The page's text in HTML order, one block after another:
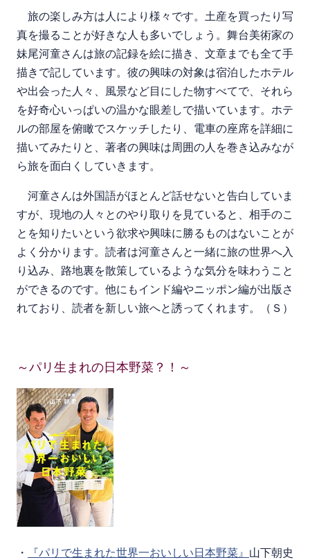
旅の楽しみ方は人により様々です。土産を買ったり写
真を撮ることが好きな人も多いでしょう。舞台美術家の
妹尾河童さんは旅の記録を絵に描き、文章までも全て手
描きで記しています。彼の興味の対象は宿泊したホテル
や出会った人々、風景など目にした物すべてで、それら
を好奇心いっぱいの温かな眼差しで描いています。ホテ
ルの部屋を俯瞰でスケッチしたり、電車の座席を詳細に
描いてみたりと、著者の興味は周囲の人を巻き込みなが
ら旅を面白くしていきます。
河童さんは外国語がほとんど話せないと告白していま
すが、現地の人々とのやり取りを見ていると、相手のこ
とを知りたいという欲求や興味に勝るものはないことが
よく分かります。読者は河童さんと一緒に旅の世界へ入
り込み、路地裏を散策しているような気分を味わうこと
ができるのです。他にもインド編やニッポン編が出版さ
れており、読者を新しい旅へと誘ってくれます。（Ｓ）
～パリ生まれの日本野菜？！～
・ 『パリで生まれた世界一おいしい日本野菜』 山下朝史